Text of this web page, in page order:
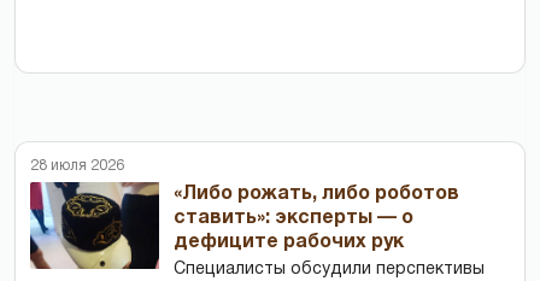
28 июля 2026
«Либо рожать, либо роботов
ставить»: эксперты — о
дефиците рабочих рук
Специалисты обсудили перспективы